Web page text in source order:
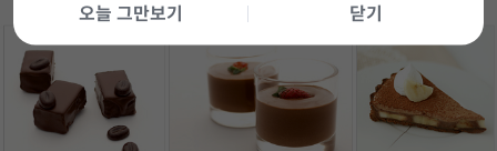
오늘 그만보기 닫기